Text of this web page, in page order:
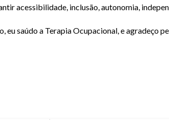
acessibilidade, inclusão, autonomia,
eu saúdo a Terapia Ocupacional, e agradeço